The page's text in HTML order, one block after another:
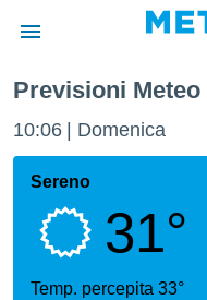
di
per
le
Previsioni
10:06 Domenica
Sereno
31°
Temp. percepita 33°